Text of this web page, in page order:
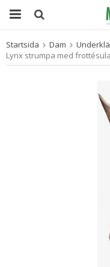
Produkten
Startsida Dam
Lynx strumpa med